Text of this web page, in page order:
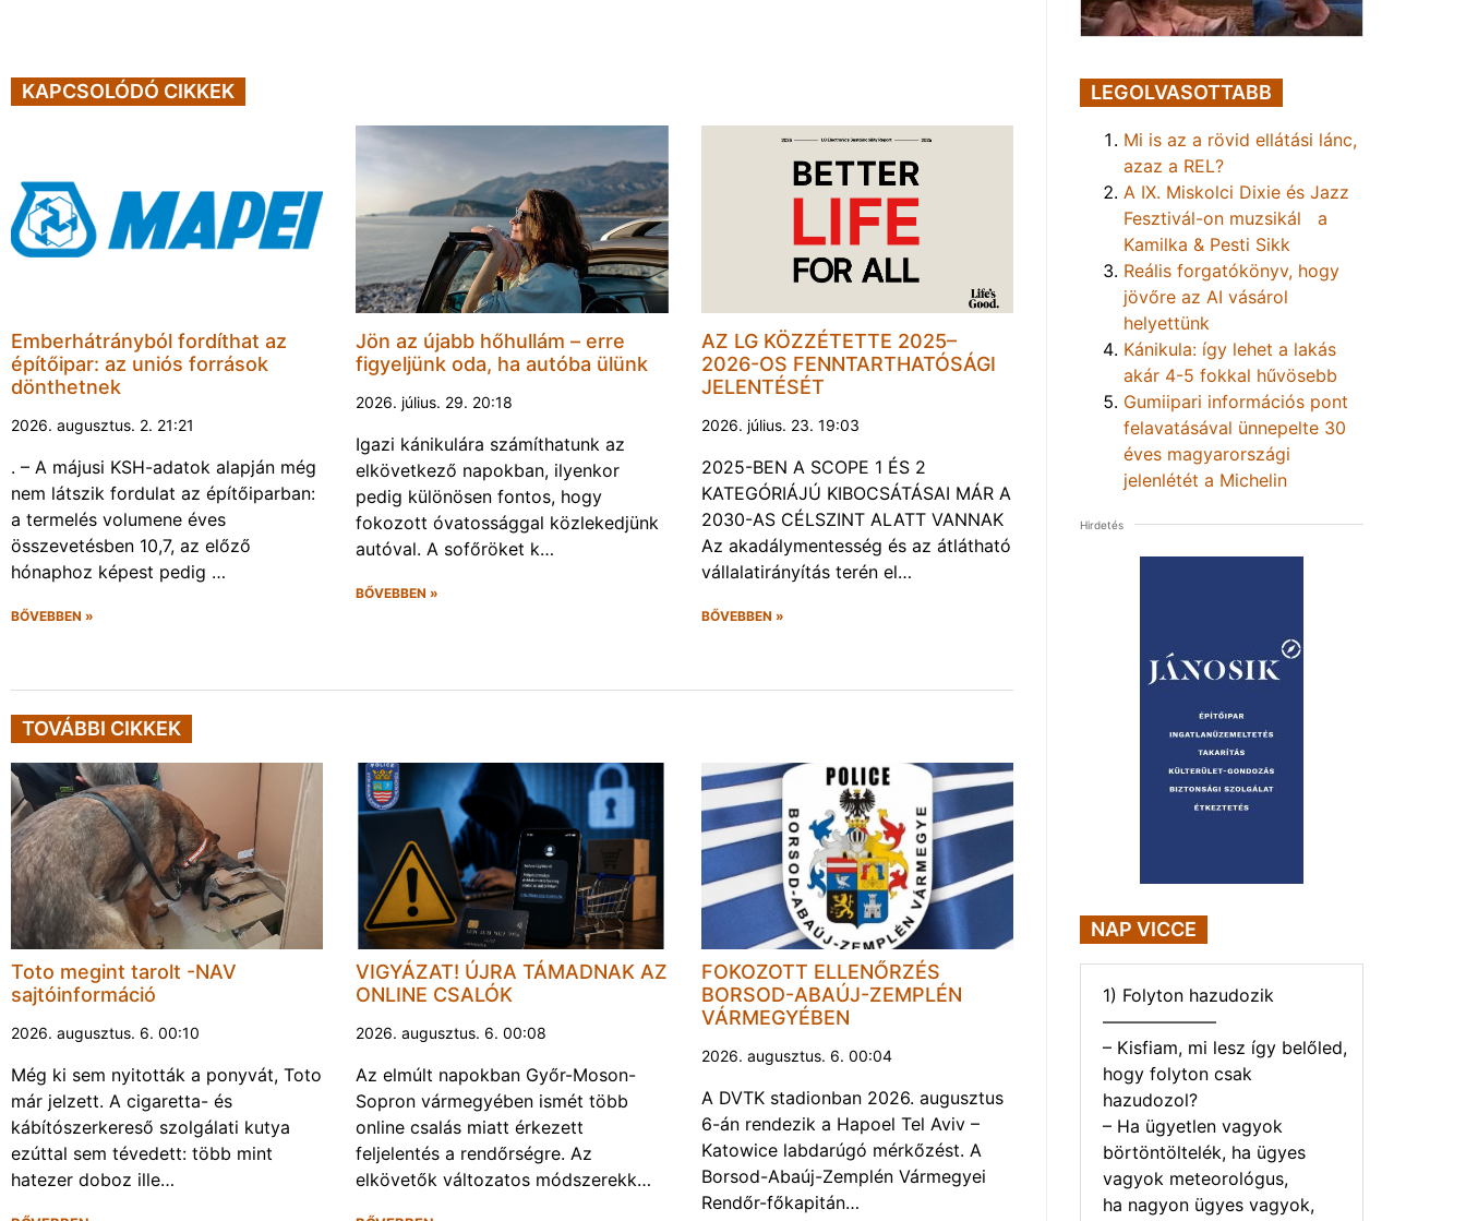
KAPCSOLÓDÓ CIKKEK
Emberhátrányból fordíthat az
építőipar: az uniós források
dönthetnek
2026. augusztus. 2. 21:21
. – A májusi KSH-adatok alapján még
nem látszik fordulat az építőiparban:
a termelés volumene éves
összevetésben 10,7, az előző
hónaphoz képest pedig …
BŐVEBBEN »
Jön az újabb hőhullám – erre
figyeljünk oda, ha autóba ülünk
2026. július. 29. 20:18
Igazi kánikulára számíthatunk az
elkövetkező napokban, ilyenkor
pedig különösen fontos, hogy
fokozott óvatossággal közlekedjünk
autóval. A sofőröket k…
BŐVEBBEN »
AZ LG KÖZZÉTETTE 2025–
2026-OS FENNTARTHATÓSÁGI
JELENTÉSÉT
2026. július. 23. 19:03
2025-BEN A SCOPE 1 ÉS 2
KATEGÓRIÁJÚ KIBOCSÁTÁSAI MÁR A
2030-AS CÉLSZINT ALATT VANNAK
Az akadálymentesség és az átlátható
vállalatirányítás terén el…
BŐVEBBEN »
TOVÁBBI CIKKEK
Toto megint tarolt -NAV
sajtóinformáció
2026. augusztus. 6. 00:10
Még ki sem nyitották a ponyvát, Toto
már jelzett. A cigaretta- és
kábítószerkereső szolgálati kutya
ezúttal sem tévedett: több mint
hatezer doboz ille…
VIGYÁZAT! ÚJRA TÁMADNAK AZ
ONLINE CSALÓK
2026. augusztus. 6. 00:08
Az elmúlt napokban Győr-Moson-
Sopron vármegyében ismét több
online csalás miatt érkezett
feljelentés a rendőrségre. Az
elkövetők változatos módszerekk…
FOKOZOTT ELLENŐRZÉS
BORSOD-ABAÚJ-ZEMPLÉN
VÁRMEGYÉBEN
2026. augusztus. 6. 00:04
A DVTK stadionban 2026. augusztus
6-án rendezik a Hapoel Tel Aviv –
Katowice labdarúgó mérkőzést. A
Borsod-Abaúj-Zemplén Vármegyei
Rendőr-főkapitán…
LEGOLVASOTTABB
Mi is az a rövid ellátási lánc,
azaz a REL?
A IX. Miskolci Dixie és Jazz
Fesztivál-on muzsikál a
Kamilka & Pesti Sikk
Reális forgatókönyv, hogy
jövőre az AI vásárol
helyettünk
Kánikula: így lehet a lakás
akár 4-5 fokkal hűvösebb
Gumiipari információs pont
felavatásával ünnepelte 30
éves magyarországi
jelenlétét a Michelin
Hirdetés
NAP VICCE
1) Folyton hazudozik
——————–
– Kisfiam, mi lesz így belőled,
hogy folyton csak
hazudozol?
– Ha ügyetlen vagyok
börtöntöltelék, ha ügyes
vagyok meteorológus,
ha nagyon ügyes vagyok,